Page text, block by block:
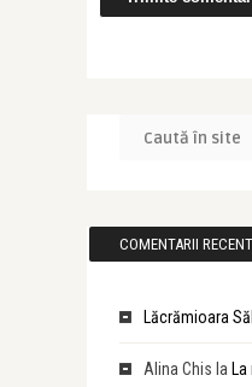
COMENTARII
Lăcrămioara
Alina Chis la